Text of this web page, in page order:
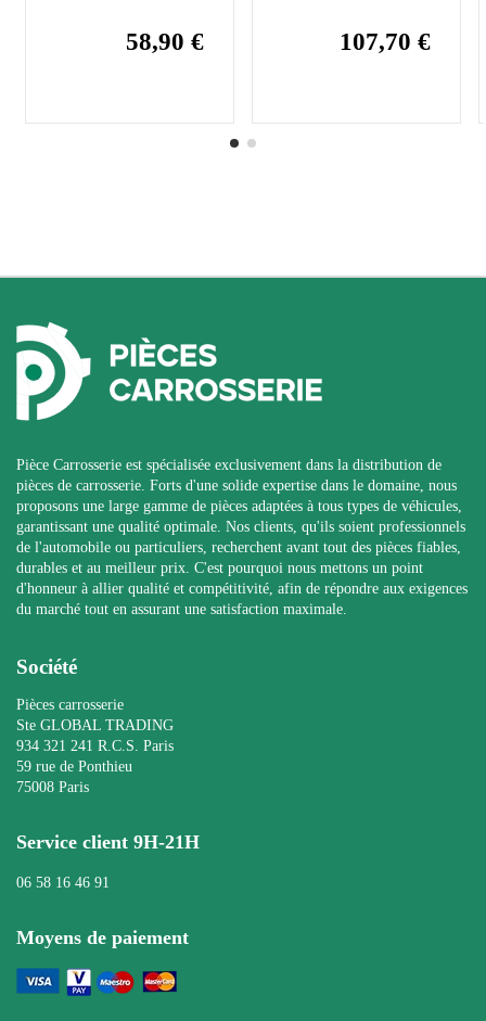
58,90 € 107,70 €
Pièce Carrosserie est spécialisée exclusivement dans la distribution de
pièces de carrosserie. Forts d'une solide expertise dans le domaine, nous
proposons une large gamme de pièces adaptées à tous types de véhicules,
garantissant une qualité optimale. Nos clients, qu'ils soient professionnels
de l'automobile ou particuliers, recherchent avant tout des pièces fiables,
durables et au meilleur prix. C'est pourquoi nous mettons un point
d'honneur à allier qualité et compétitivité, afin de répondre aux exigences
du marché tout en assurant une satisfaction maximale.
Société
Pièces carrosserie
Ste GLOBAL TRADING
934 321 241 R.C.S. Paris
59 rue de Ponthieu
75008 Paris
Service client 9H-21H
06 58 16 46 91
Moyens de paiement